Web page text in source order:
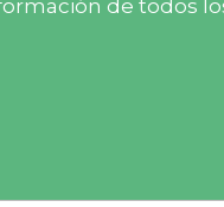
de todos